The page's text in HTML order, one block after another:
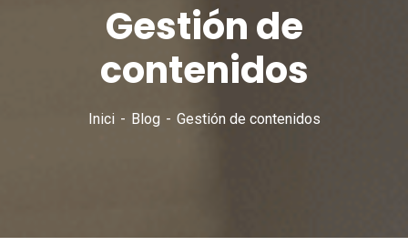
Gestión de
contenidos
Inici Blog Gestión de contenidos